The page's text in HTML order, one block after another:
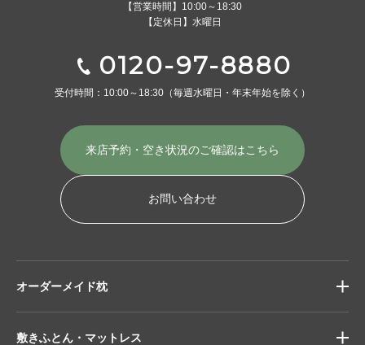
【営業時間】10:00～18:30
【定休日】水曜日
0120-97-8880
受付時間：10:00～18:30 （毎週水曜日・年末年始を除く）
来店予約・空き状況のご確認はこちら
お問い合わせ
オーダーメイド枕
敷きふとん・マットレス